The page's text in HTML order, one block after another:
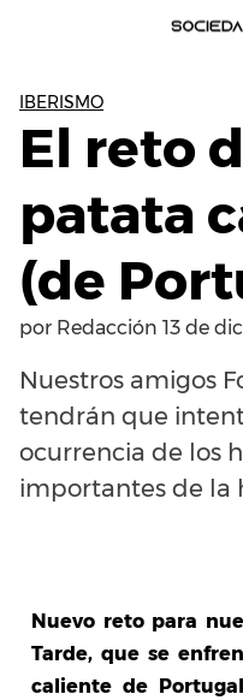
IBERISMO
El reto
patata
(de
por Redacción 13 de
Nuestros amigos
tendrán que
ocurrencia de los
importantes de la
Nuevo reto para
Tarde, que se
caliente de